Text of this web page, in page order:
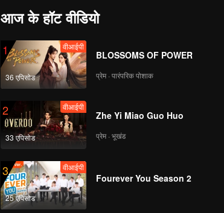
26 28
आज के हॉट वीडियो
1
36 एपिसोड
वीआईपी
BLOSSOMS OF POWER
प्रेम · पारंपरिक पोशाक
2
33 एपिसोड
वीआईपी
Zhe Yi Miao Guo Huo
प्रेम · भूखंड
3
25 एपिसोड
वीआईपी
Fourever You Season 2